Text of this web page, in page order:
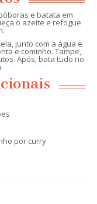
e batata em
o azeite e refogue
junto com a água e
e cominho. Tampe,
Após, bata tudo no
por curry